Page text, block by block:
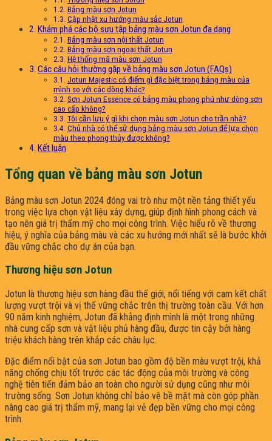
Bảng màu sơn Jotun
Cập nhật xu hướng màu sắc Jotun
Khám phá các bộ sưu tập bảng màu sơn Jotun đa dạng
Bảng màu sơn nội thất Jotun
Bảng màu sơn ngoại thất Jotun
Hệ thống mã màu sơn Jotun
Các câu hỏi thường gặp về bảng màu sơn Jotun (FAQs)
Jotun Majestic có điểm gì đặc biệt trong bảng màu của
mình so với các dòng khác?
Sơn Jotun Essence có bảng màu phong phú như dòng sơn
cao cấp không?
Tôi cần lưu ý gì khi chọn màu sơn Jotun cho trần nhà?
Chủ nhà có thể sử dụng bảng màu sơn Jotun để lựa chọn
màu theo phong thủy được không?
Kết luận
Tổng quan về bảng màu sơn Jotun
Bảng màu sơn Jotun 2024 đóng vai trò như một nền tảng thiết yếu
trong việc lựa chọn vật liệu xây dựng, giúp định hình phong cách và
tạo nên giá trị thẩm mỹ cho mọi công trình. Việc hiểu rõ về thương
hiệu, ý nghĩa của bảng màu và các xu hướng mới nhất sẽ là bước khởi
đầu vững chắc cho dự án của bạn.
Thương hiệu sơn Jotun
Jotun là thương hiệu sơn hàng đầu thế giới, nổi tiếng với cam kết chất
lượng vượt trội và vị thế vững chắc trên thị trường toàn cầu. Với hơn
90 năm kinh nghiệm, Jotun đã khẳng định mình là một trong những
nhà cung cấp sơn và vật liệu phủ hàng đầu, được tin cậy bởi hàng
triệu khách hàng trên khắp các châu lục.
Đặc điểm nổi bật của sơn Jotun bao gồm độ bền màu vượt trội, khả
năng chống chịu tốt trước các tác động của môi trường và công
nghệ tiên tiến đảm bảo an toàn cho người sử dụng cũng như môi
trường sống. Sơn Jotun không chỉ bảo vệ bề mặt mà còn góp phần
nâng cao giá trị thẩm mỹ, mang lại vẻ đẹp bền vững cho mọi công
trình.